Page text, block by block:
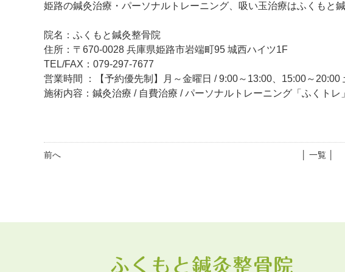
姫路の鍼灸治療・パーソナルトレーニング、吸い玉治療はふくもと
院名：ふくもと鍼灸整骨院
住所：〒670-0028 兵庫県姫路市岩端町95 城西ハイツ1F
TEL/FAX：079-297-7677
営業時間 ：【予約優先制】月～金曜日 / 9:00～13:00、15:00～
施術内容：鍼灸治療 / 自費治療 / パーソナルトレーニング「ふくトレ
前へ │ 一覧 │